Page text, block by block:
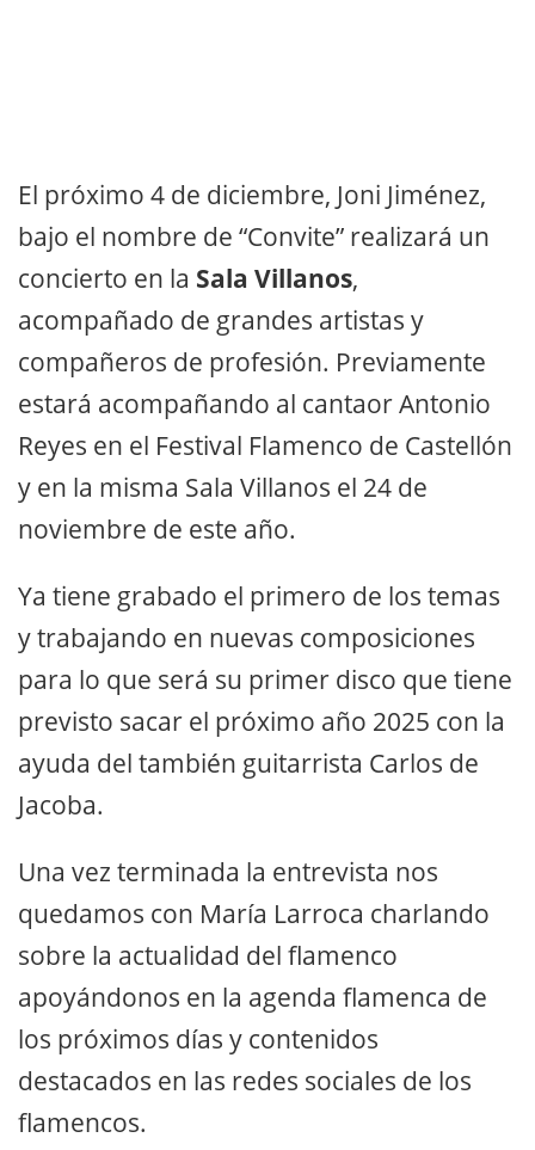
El próximo 4 de diciembre, Joni Jiménez,
bajo el nombre de “Convite” realizará un
concierto en la Sala Villanos,
acompañado de grandes artistas y
compañeros de profesión. Previamente
estará acompañando al cantaor Antonio
Reyes en el Festival Flamenco de Castellón
y en la misma Sala Villanos el 24 de
noviembre de este año.
Ya tiene grabado el primero de los temas
y trabajando en nuevas composiciones
para lo que será su primer disco que tiene
previsto sacar el próximo año 2025 con la
ayuda del también guitarrista Carlos de
Jacoba.
Una vez terminada la entrevista nos
quedamos con María Larroca charlando
sobre la actualidad del flamenco
apoyándonos en la agenda flamenca de
los próximos días y contenidos
destacados en las redes sociales de los
flamencos.